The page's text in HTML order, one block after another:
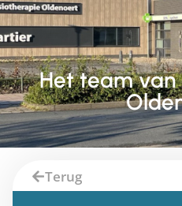
Het team van
Terug